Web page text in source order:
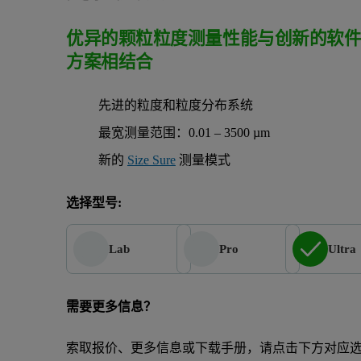
优异的颗粒粒度测量性能与创新的软
方案相结合
先进的粒度和粒度分布系统
最宽测量范围：0.01 – 3500 µm
新的 Size Sure测量模式
选择型号:
Lab Pro Ultra
需要更多信息？
索取报价、更多信息或下载手册，请点击下方对应